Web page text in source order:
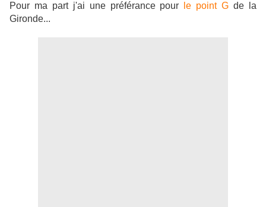
Pour ma part j'ai une préférance pour
le point G de la
Gironde...